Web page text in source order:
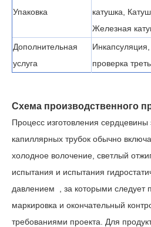
Упаковка
катушка,
Железная
Дополнительная
услуга
проверка
Схема производственного
Процесс изготовления сердцевины
капиллярных трубок обычно
холодное волочение, светлый
испытания и испытания
давлением
, за которыми следует
маркировка и окончательный
требованиями проекта. Для